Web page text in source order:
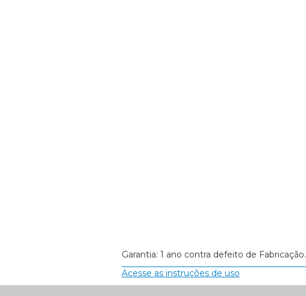
Garantia: 1 ano contra defeito de Fabricação.
Acesse as instruções de uso